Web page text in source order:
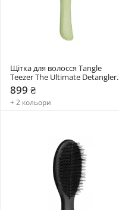
Щітка для волосся Tangle
Teezer The Ultimate Detangler
Matte
899 ₴
+ 2 кольори